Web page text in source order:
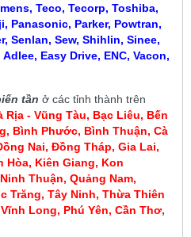
Teco, Tecorp, Toshiba,
Panasonic, Parker, Powtran,
Senlan, Sew, Shihlin, Sinee,
Easy Drive, ENC, Vacon,
tần ở các tỉnh thành trên
Rịa - Vũng Tàu, Bạc Liêu, Bến
Bình Phước, Bình Thuận, Cà
Nai, Đồng Tháp, Gia Lai,
Hòa, Kiên Giang, Kon
Thuận, Quảng Nam,
Trăng, Tây Ninh, Thừa Thiên
Long, Phú Yên, Cần Thơ,